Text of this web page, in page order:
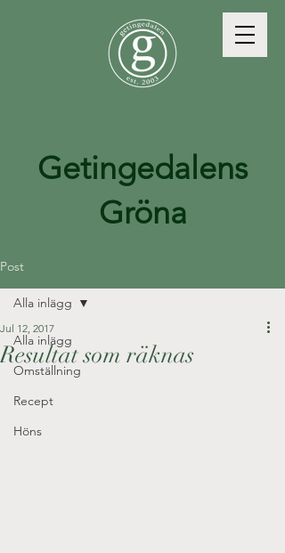
Getingedalens
Gröna
Post
Alla inlägg
Omställning
Recept
Höns
Alla inlägg
Resultat som räknas
Jul 12, 2017